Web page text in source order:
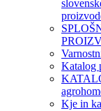
Katalog
Kje in